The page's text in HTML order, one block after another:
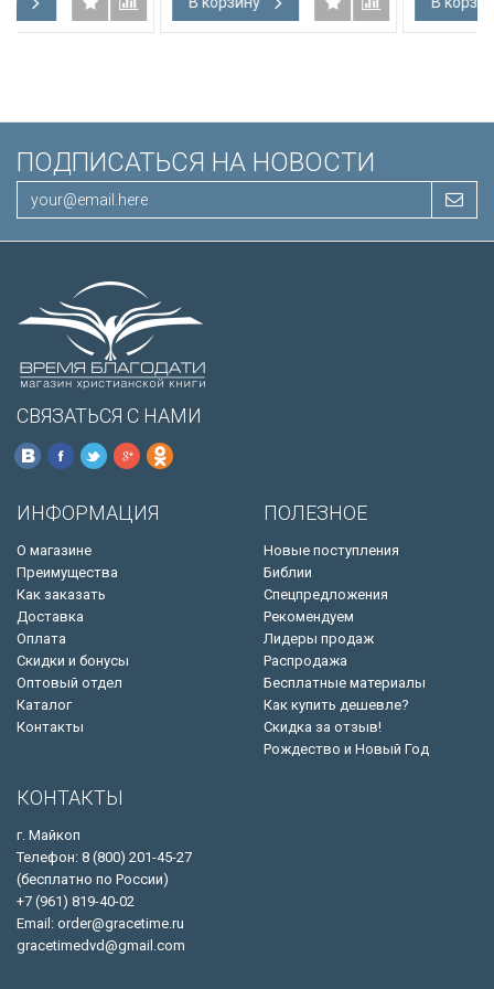
подарочная вкладка,
Иисуса выделены
ПОДПИСАТЬСЯ НА НОВОСТИ
СВЯЗАТЬСЯ С НАМИ
ИНФОРМАЦИЯ
О магазине
Преимущества
Как заказать
Доставка
Оплата
Скидки и бонусы
Оптовый отдел
Каталог
Контакты
ПОЛЕЗНОЕ
Новые поступления
Библии
Спецпредложения
Рекомендуем
Лидеры продаж
Распродажа
Бесплатные материалы
Как купить дешевле?
Скидка за отзыв!
Рождество и Новый Год
КОНТАКТЫ
г. Майкоп
Телефон: 8 (800) 201-45-27
(бесплатно по России)
+7 (961) 819-40-02
Email: order@gracetime.ru
gracetimedvd@gmail.com